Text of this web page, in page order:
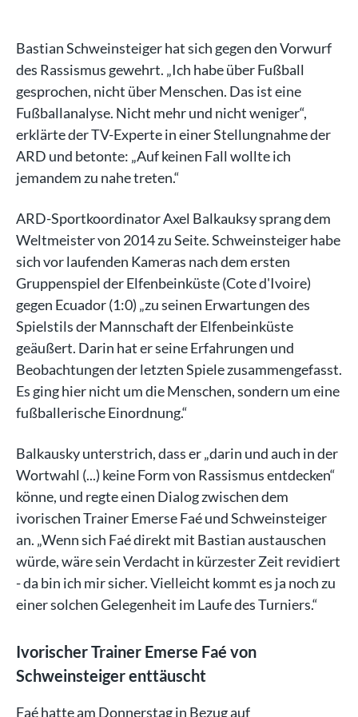
Bastian Schweinsteiger hat sich gegen den Vorwurf
des Rassismus gewehrt. „Ich habe über Fußball
gesprochen, nicht über Menschen. Das ist eine
Fußballanalyse. Nicht mehr und nicht weniger“,
erklärte der TV-Experte in einer Stellungnahme der
ARD und betonte: „Auf keinen Fall wollte ich
jemandem zu nahe treten.“
ARD-Sportkoordinator Axel Balkauksy sprang dem
Weltmeister von 2014 zu Seite. Schweinsteiger habe
sich vor laufenden Kameras nach dem ersten
Gruppenspiel der Elfenbeinküste (Cote d'Ivoire)
gegen Ecuador (1:0) „zu seinen Erwartungen des
Spielstils der Mannschaft der Elfenbeinküste
geäußert. Darin hat er seine Erfahrungen und
Beobachtungen der letzten Spiele zusammengefasst.
Es ging hier nicht um die Menschen, sondern um eine
fußballerische Einordnung.“
Balkausky unterstrich, dass er „darin und auch in der
Wortwahl (...) keine Form von Rassismus entdecken“
könne, und regte einen Dialog zwischen dem
ivorischen Trainer Emerse Faé und Schweinsteiger
an. „Wenn sich Faé direkt mit Bastian austauschen
würde, wäre sein Verdacht in kürzester Zeit revidiert
- da bin ich mir sicher. Vielleicht kommt es ja noch zu
einer solchen Gelegenheit im Laufe des Turniers.“
Ivorischer Trainer Emerse Faé von
Schweinsteiger enttäuscht
Faé hatte am Donnerstag in Bezug auf